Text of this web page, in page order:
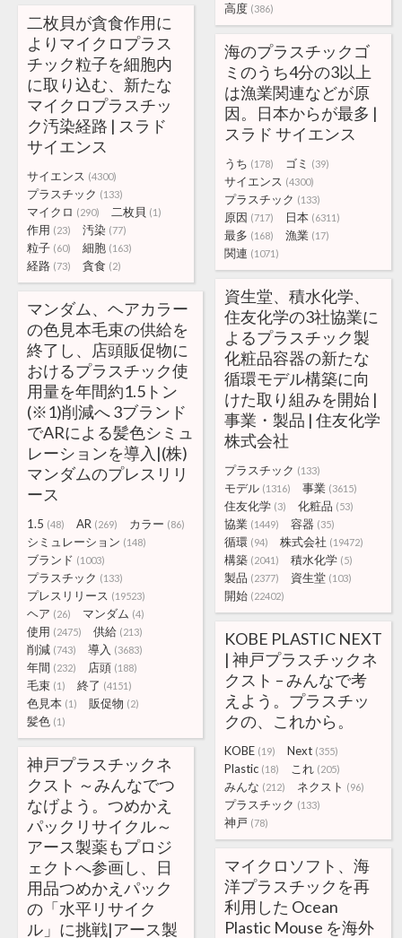
高度 (386)
二枚貝が貪食作用に
よりマイクロプラス
チック粒子を細胞内
に取り込む、新たな
マイクロプラスチッ
ク汚染経路 | スラド
サイエンス
サイエンス (4300)
プラスチック (133)
マイクロ (290) 二枚貝 (1)
作用 (23) 汚染 (77)
粒子 (60) 細胞 (163)
経路 (73) 貪食 (2)
海のプラスチックゴ
ミのうち4分の3以上
は漁業関連などが原
因。日本からが最多 |
スラド サイエンス
うち (178) ゴミ (39)
サイエンス (4300)
プラスチック (133)
原因 (717) 日本 (6311)
最多 (168) 漁業 (17)
関連 (1071)
資生堂、積水化学、
住友化学の3社協業に
よるプラスチック製
化粧品容器の新たな
循環モデル構築に向
けた取り組みを開始 |
事業・製品 | 住友化学
株式会社
プラスチック (133)
モデル (1316) 事業 (3615)
住友化学 (3) 化粧品 (53)
協業 (1449) 容器 (35)
循環 (94) 株式会社 (19472)
構築 (2041) 積水化学 (5)
製品 (2377) 資生堂 (103)
開始 (22402)
マンダム、ヘアカラー
の色見本毛束の供給を
終了し、店頭販促物に
おけるプラスチック使
用量を年間約1.5トン
(※1)削減へ 3ブランド
でARによる髪色シミュ
レーションを導入|(株)
マンダムのプレスリリ
ース
1.5 (48) AR (269) カラー (86)
シミュレーション (148)
ブランド (1003)
プラスチック (133)
プレスリリース (19523)
ヘア (26) マンダム (4)
使用 (2475) 供給 (213)
削減 (743) 導入 (3683)
年間 (232) 店頭 (188)
毛束 (1) 終了 (4151)
色見本 (1) 販促物 (2)
髪色 (1)
KOBE PLASTIC NEXT
| 神戸プラスチックネ
クスト – みんなで考
えよう。プラスチッ
クの、これから。
KOBE (19) Next (355)
Plastic (18) これ (205)
みんな (212) ネクスト (96)
プラスチック (133)
神戸 (78)
神戸プラスチックネ
クスト ～みんなでつ
なげよう。つめかえ
パックリサイクル～
アース製薬もプロジ
ェクトへ参画し、日
用品つめかえパック
の「水平リサイク
ル」に挑戦|アース製
マイクロソフト、海
洋プラスチックを再
利用した Ocean
Plastic Mouse を海外